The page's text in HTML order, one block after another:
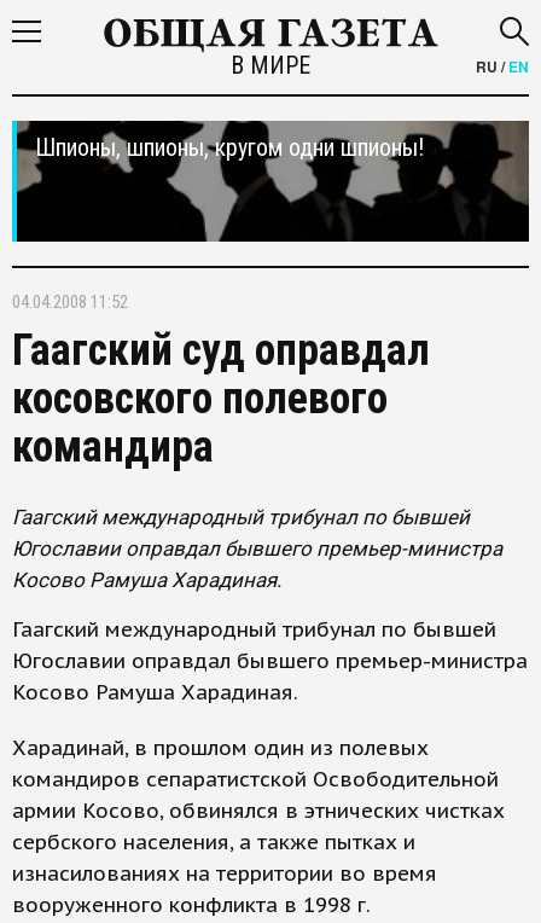
В МИРЕ RU /EN
Шпионы, шпионы, кругом одни шпионы!
04.04.2008 11:52
Гаагский суд оправдал
косовского полевого
командира
Гаагский международный трибунал по бывшей
Югославии оправдал бывшего премьер-министра
Косово Рамуша Харадиная.
Гаагский международный трибунал по бывшей
Югославии оправдал бывшего премьер-министра
Косово Рамуша Харадиная.
Харадинай, в прошлом один из полевых
командиров сепаратистской Освободительной
армии Косово, обвинялся в этнических чистках
сербского населения, а также пытках и
изнасилованиях на территории во время
вооруженного конфликта в 1998 г.